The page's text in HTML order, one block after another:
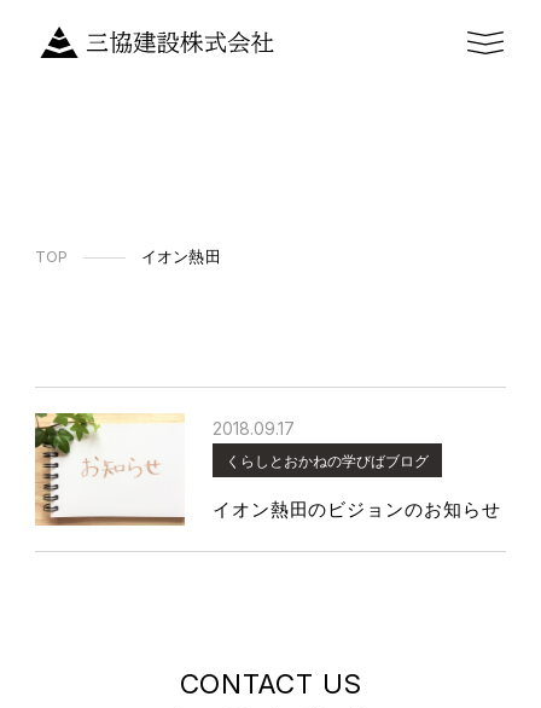
TOP イオン熱田
2018.09.17
くらしとおかねの学びばブログ
イオン熱田のビジョンのお知らせ
CONTACT US